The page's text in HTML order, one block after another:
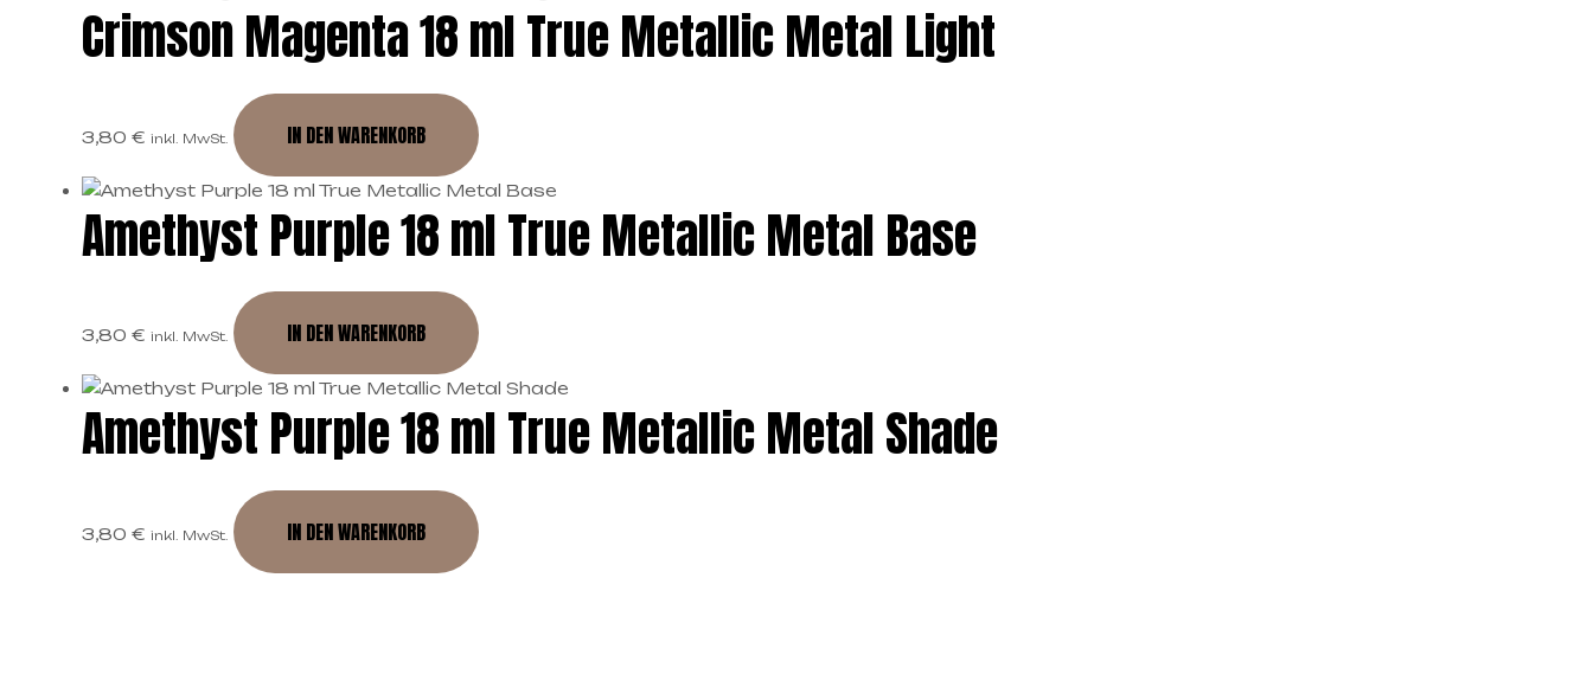
Crimson Magenta 18 ml True Metallic Metal Light
3,80 € inkl. MwSt. IN DEN WARENKORB
Amethyst Purple 18 ml True Metallic Metal Base
3,80 € inkl. MwSt. IN DEN WARENKORB
Amethyst Purple 18 ml True Metallic Metal Shade
3,80 € inkl. MwSt. IN DEN WARENKORB